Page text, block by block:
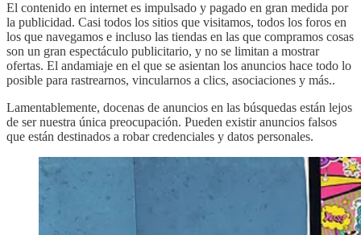
El contenido en internet es impulsado y pagado en gran medida por
la publicidad. Casi todos los sitios que visitamos, todos los foros en
los que navegamos e incluso las tiendas en las que compramos cosas
son un gran espectáculo publicitario, y no se limitan a mostrar
ofertas. El andamiaje en el que se asientan los anuncios hace todo lo
posible para rastrearnos, vincularnos a clics, asociaciones y más..
Lamentablemente, docenas de anuncios en las búsquedas están lejos
de ser nuestra única preocupación. Pueden existir anuncios falsos
que están destinados a robar credenciales y datos personales.